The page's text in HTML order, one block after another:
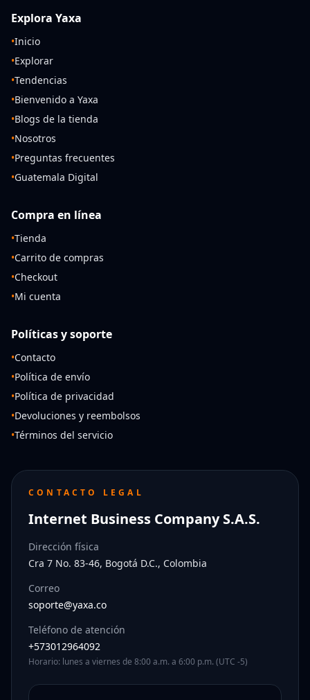
Explora Yaxa
•Inicio
•Explorar
•Tendencias
•Bienvenido a Yaxa
•Blogs de la tienda
•Nosotros
•Preguntas frecuentes
•Guatemala Digital
Compra en línea
•Tienda
•Carrito de compras
•Checkout
•Mi cuenta
Políticas y soporte
•Contacto
•Política de envío
•Política de privacidad
•Devoluciones y reembolsos
•Términos del servicio
CONTACTO LEGAL
Internet Business Company S.A.S.
Dirección física
Cra 7 No. 83-46, Bogotá D.C., Colombia
Correo
soporte@yaxa.co
Teléfono de atención
+573012964092
Horario: lunes a viernes de 8:00 a.m. a 6:00 p.m. (UTC -5)